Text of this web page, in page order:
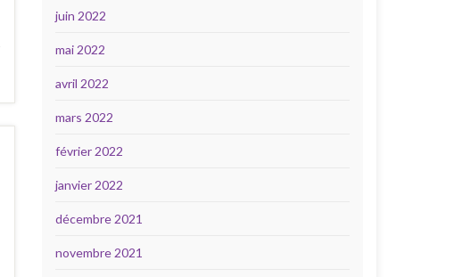
juin 2022
mai 2022
avril 2022
mars 2022
février 2022
janvier 2022
décembre 2021
novembre 2021